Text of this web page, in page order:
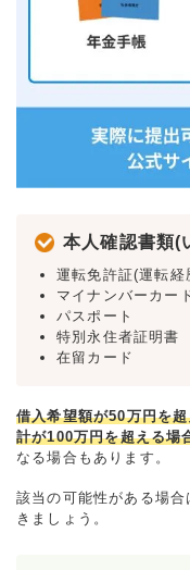
本人確認書類(
運転免許証(運転経
マイナンバーカー
パスポート
特別永住者証明書
在留カード
借入希望額が50万円を
計が100万円を超える場
なる場合もあります。
該当の可能性がある場
きましょう。